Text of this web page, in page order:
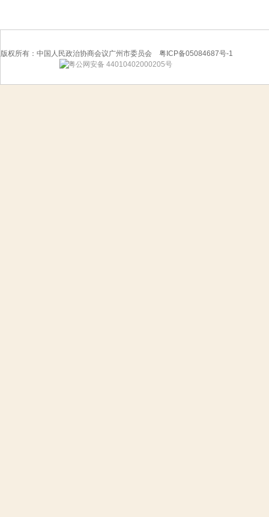
版权所有：中国人民政治协商会议广州市委员会 粤ICP备05084687号-1
粤公网安备 44010402000205号